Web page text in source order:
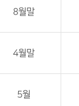
8월말
4월말
5월